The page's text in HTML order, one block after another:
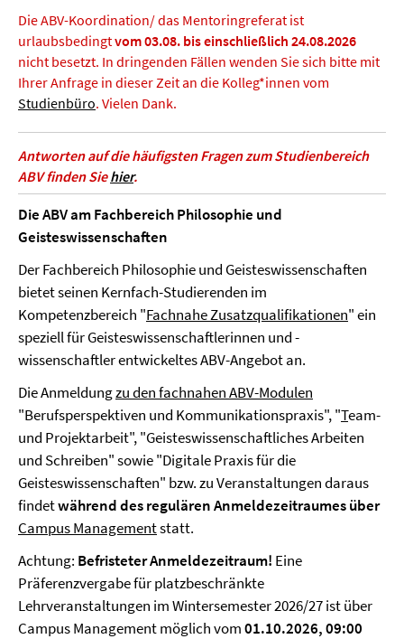
Die ABV-Koordination/ das Mentoringreferat ist
urlaubsbedingtvom 03.08. bis einschließlich 24.08.2026
nicht besetzt. In dringenden Fällen wenden Sie sich bitte mit
Ihrer Anfrage in dieser Zeit an die Kolleg*innen vom
Studienbüro. Vielen Dank.
Antworten auf die häufigsten Fragen zum Studienbereich
ABV finden Siehier.
Die ABV am Fachbereich Philosophie und
Geisteswissenschaften
Der Fachbereich Philosophie und Geisteswissenschaften
bietet seinen Kernfach-Studierenden im
Kompetenzbereich "Fachnahe Zusatzqualifikationen" ein
speziell für Geisteswissenschaftlerinnen und -
wissenschaftler entwickeltes ABV-Angebotan.
Die Anmeldungzu den fachnahen ABV-Modulen
"Berufsperspektiven und Kommunikationspraxis", "Team-
und Projektarbeit", "Geisteswissenschaftliches Arbeiten
und Schreiben" sowie "Digitale Praxis für die
Geisteswissenschaften" bzw. zu Veranstaltungen daraus
findetwährend des regulären Anmeldezeitraumes über
Campus Managementstatt.
Achtung: Befristeter Anmeldezeitraum! Eine
Präferenzvergabe für platzbeschränkte
Lehrveranstaltungen im Wintersemester 2026/27 ist über
Campus Management möglich vom01.10.2026, 09:00